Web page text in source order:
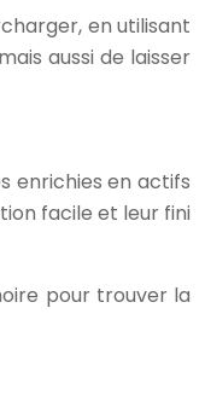
en utilisant
aussi de laisser
enrichies en actifs
facile et leur fini
pour trouver la